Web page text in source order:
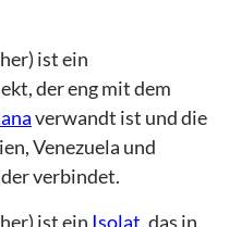
ist ein
der eng mit dem
verwandt ist und die
Venezuela und
verbindet.
ist ein Isolat, das in